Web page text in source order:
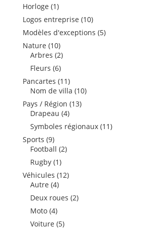
Horloge 11
produit
Logos entreprise 1010
produits
Modèles d'exceptions 55
Nature 1010
produits
Arbres 22
Fleurs 66
produits
Pancartes 1111
produits
Nom de villa 1010
Pays / Région 1313
Drapeau 44
produits
Symboles régionaux 1111
Sports 99
produits
Football 22
Rugby 11
produit
Véhicules 1212
Autre 44
produits
Deux roues 22
Moto 44
produits
Voiture 55